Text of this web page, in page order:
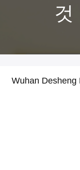
것
Wuhan Desheng